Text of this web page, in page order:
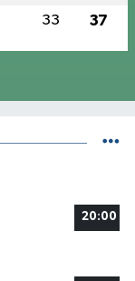
33 37
20:00